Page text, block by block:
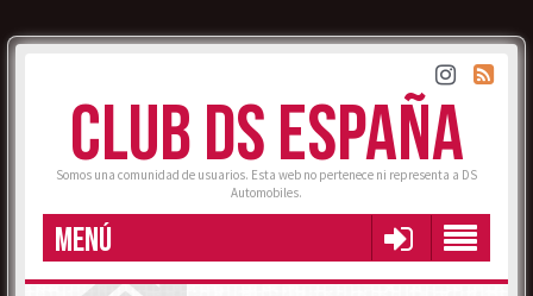
CLUB DS ESPAÑA
Somos una comunidad de usuarios. Esta web no pertenece ni representa a DS
Automobiles.
MENÚ